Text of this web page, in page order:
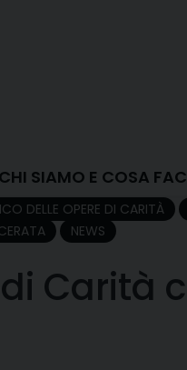
CHI SIAMO E COSA
DELLE OPERE DI CARITÀ
NEWS
Carità